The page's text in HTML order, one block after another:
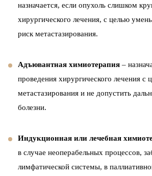
назначается, если опухоль слишком
хирургического лечения, с целью
риск метастазирования.
Адъювантная химиотерапия –
проведения хирургического лечения с
метастазирования и не допустить
болезни.
Индукционная или лечебная
в случае неоперабельных процессов,
лимфатической системы, в